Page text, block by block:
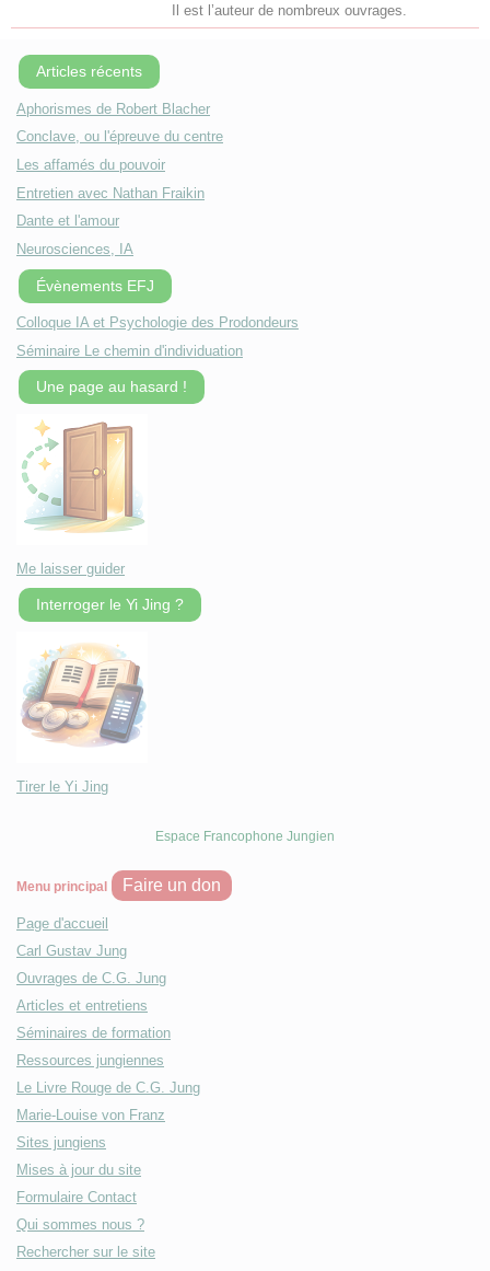
Il est l’auteur de nombreux ouvrages.
Articles récents
Aphorismes de Robert Blacher
Conclave, ou l'épreuve du centre
Les affamés du pouvoir
Entretien avec Nathan Fraikin
Dante et l'amour
Neurosciences, IA
Évènements EFJ
Colloque IA et Psychologie des Prodondeurs
Séminaire Le chemin d'individuation
Une page au hasard !
Me laisser guider
Interroger le Yi Jing ?
Tirer le Yi Jing
Espace Francophone Jungien
Menu principal Faire un don
Page d'accueil
Carl Gustav Jung
Ouvrages de C.G. Jung
Articles et entretiens
Séminaires de formation
Ressources jungiennes
Le Livre Rouge de C.G. Jung
Marie-Louise von Franz
Sites jungiens
Mises à jour du site
Formulaire Contact
Qui sommes nous ?
Rechercher sur le site